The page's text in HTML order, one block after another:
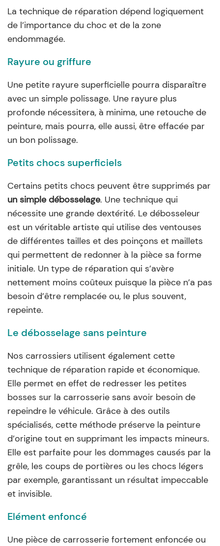
La technique de réparation dépend logiquement
de l’importance du choc et de la zone
endommagée.
Rayure ou griffure
Une petite rayure superficielle pourra disparaître
avec un simple polissage. Une rayure plus
profonde nécessitera, à minima, une retouche de
peinture, mais pourra, elle aussi, être effacée par
un bon polissage.
Petits chocs superficiels
Certains petits chocs peuvent être supprimés par
un simple débosselage. Une technique qui
nécessite une grande dextérité. Le débosseleur
est un véritable artiste qui utilise des ventouses
de différentes tailles et des poinçons et maillets
qui permettent de redonner à la pièce sa forme
initiale. Un type de réparation qui s’avère
nettement moins coûteux puisque la pièce n’a pas
besoin d’être remplacée ou, le plus souvent,
repeinte.
Le débosselage sans peinture
Nos carrossiers utilisent également cette
technique de réparation rapide et économique.
Elle permet en effet de redresser les petites
bosses sur la carrosserie sans avoir besoin de
repeindre le véhicule. Grâce à des outils
spécialisés, cette méthode préserve la peinture
d’origine tout en supprimant les impacts mineurs.
Elle est parfaite pour les dommages causés par la
grêle, les coups de portières ou les chocs légers
par exemple, garantissant un résultat impeccable
et invisible.
Elément enfoncé
Une pièce de carrosserie fortement enfoncée ou